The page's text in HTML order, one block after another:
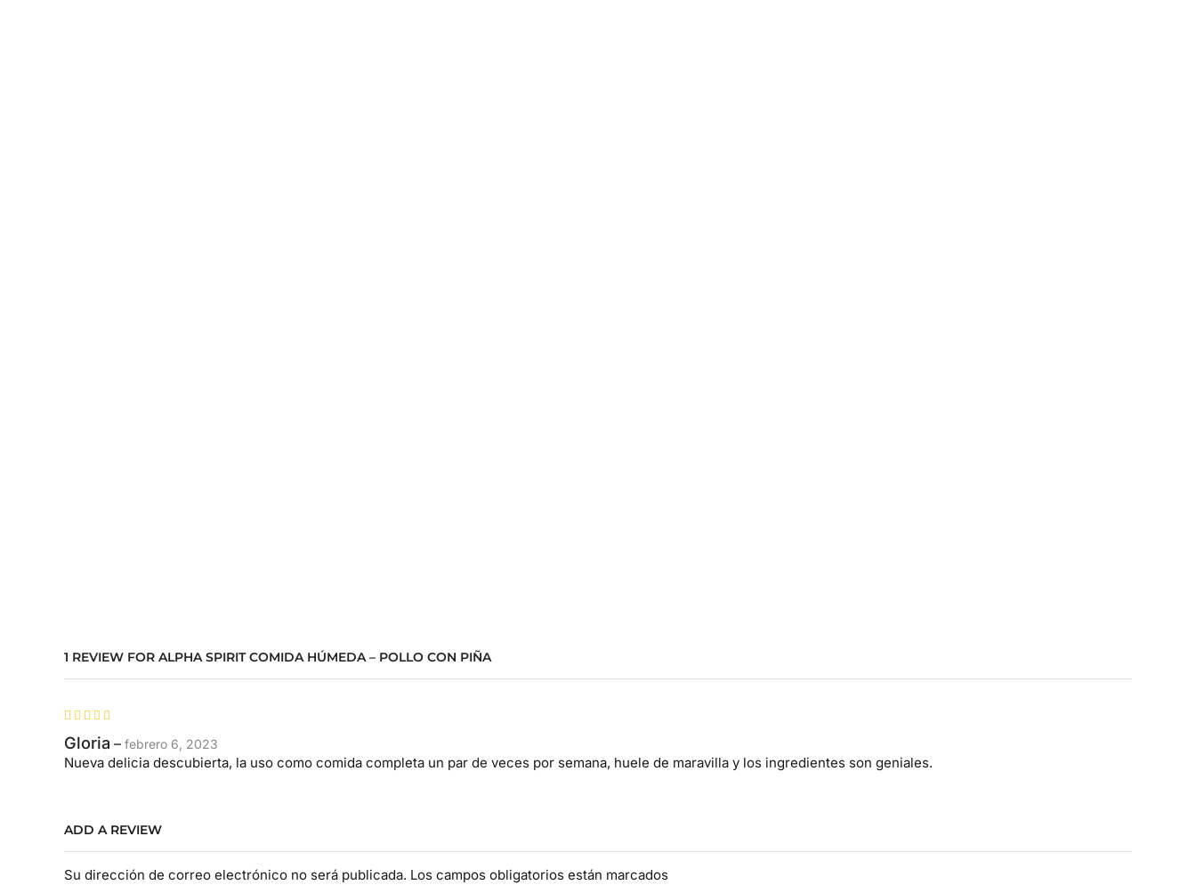
1 REVIEW FOR ALPHA SPIRIT COMIDA HÚMEDA – POLLO CON PIÑA
Gloria – febrero 6, 2023
Nueva delicia descubierta, la uso como comida completa un par de veces por semana, huele de maravilla y los ingredientes son geniales.
ADD A REVIEW
Su dirección de correo electrónico no será publicada. Los campos obligatorios están marcados